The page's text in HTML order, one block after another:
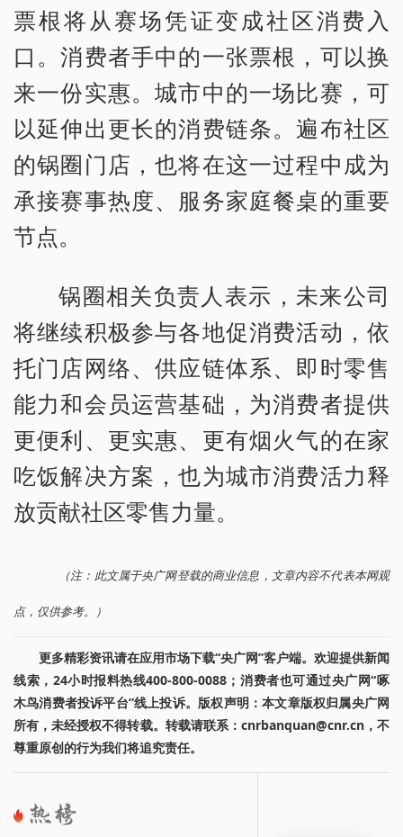
票根将从赛场凭证变成社区消费入
口。消费者手中的一张票根，可以换
来一份实惠。城市中的一场比赛，可
以延伸出更长的消费链条。遍布社区
的锅圈门店，也将在这一过程中成为
承接赛事热度、服务家庭餐桌的重要
节点。
锅圈相关负责人表示，未来公司
将继续积极参与各地促消费活动，依
托门店网络、供应链体系、即时零售
能力和会员运营基础，为消费者提供
更便利、更实惠、更有烟火气的在家
吃饭解决方案，也为城市消费活力释
放贡献社区零售力量。
（注：此文属于央广网登载的商业信息，文章内容不代表本网观
点，仅供参考。）
更多精彩资讯请在应用市场下载“央广网”客户端。欢迎提供新闻
线索，24小时报料热线400-800-0088；消费者也可通过央广网“啄
木鸟消费者投诉平台”线上投诉。版权声明：本文章版权归属央广网
所有，未经授权不得转载。转载请联系：cnrbanquan@cnr.cn，不
尊重原创的行为我们将追究责任。